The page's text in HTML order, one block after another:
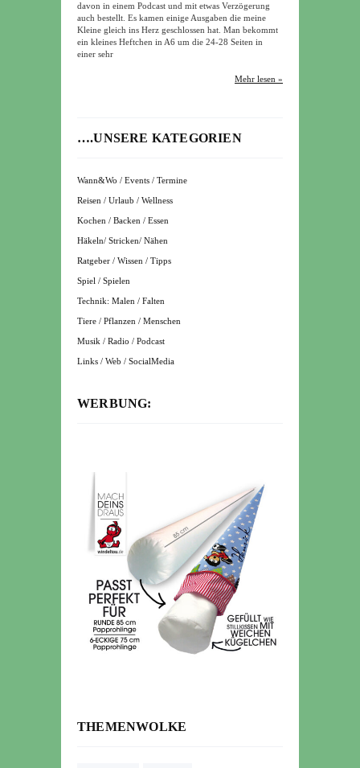
davon in einem Podcast und mit etwas Verzögerung
auch bestellt. Es kamen einige Ausgaben die meine
Kleine gleich ins Herz geschlossen hat. Man bekommt
ein kleines Heftchen in A6 um die 24-28 Seiten in
einer sehr
Mehr lesen »
….UNSERE KATEGORIEN
Wann&Wo / Events / Termine
Reisen / Urlaub / Wellness
Kochen / Backen / Essen
Häkeln/ Stricken/ Nähen
Ratgeber / Wissen / Tipps
Spiel / Spielen
Technik: Malen / Falten
Tiere / Pflanzen / Menschen
Musik / Radio / Podcast
Links / Web / SocialMedia
WERBUNG:
THEMENWOLKE